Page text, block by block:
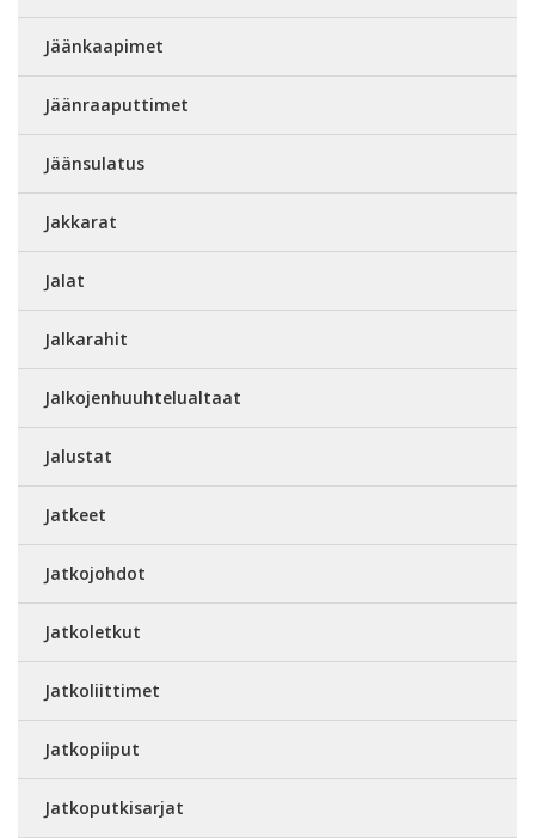
Jäänkaapimet
Jäänraaputtimet
Jäänsulatus
Jakkarat
Jalat
Jalkarahit
Jalkojenhuuhtelualtaat
Jalustat
Jatkeet
Jatkojohdot
Jatkoletkut
Jatkoliittimet
Jatkopiiput
Jatkoputkisarjat